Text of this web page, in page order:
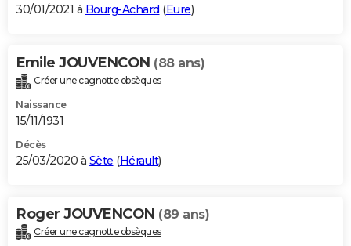
30/01/2021 à Bourg-Achard (Eure)
Emile JOUVENCON (88 ans)
Créer une cagnotte obsèques
Naissance
15/11/1931
Décès
25/03/2020 à Sète (Hérault)
Roger JOUVENCON (89 ans)
Créer une cagnotte obsèques